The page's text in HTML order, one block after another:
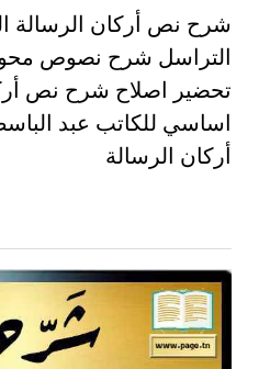
شرح نص أركان الرسالة
تحضير اصلاح شرح نص
اساسي للكاتب عبد
أركان الرسالة